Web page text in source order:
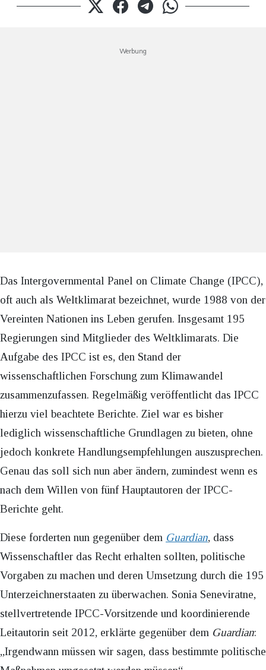
Werbung
Das Intergovernmental Panel on Climate Change (IPCC),
oft auch als Weltklimarat bezeichnet, wurde 1988 von der
Vereinten Nationen ins Leben gerufen. Insgesamt 195
Regierungen sind Mitglieder des Weltklimarats. Die
Aufgabe des IPCC ist es, den Stand der
wissenschaftlichen Forschung zum Klimawandel
zusammenzufassen. Regelmäßig veröffentlicht das IPCC
hierzu viel beachtete Berichte. Ziel war es bisher
lediglich wissenschaftliche Grundlagen zu bieten, ohne
jedoch konkrete Handlungsempfehlungen auszusprechen.
Genau das soll sich nun aber ändern, zumindest wenn es
nach dem Willen von fünf Hauptautoren der IPCC-
Berichte geht.
Diese forderten nun gegenüber dem Guardian, dass
Wissenschaftler das Recht erhalten sollten, politische
Vorgaben zu machen und deren Umsetzung durch die 195
Unterzeichnerstaaten zu überwachen. Sonia Seneviratne,
stellvertretende IPCC-Vorsitzende und koordinierende
Leitautorin seit 2012, erklärte gegenüber dem Guardian:
„Irgendwann müssen wir sagen, dass bestimmte politische